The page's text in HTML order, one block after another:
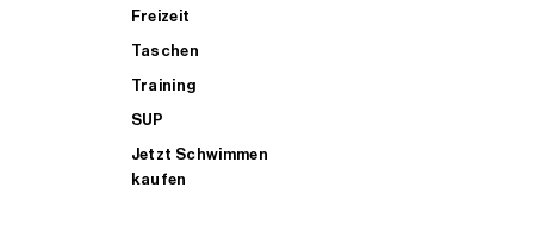
Freizeit
Taschen
Training
SUP
Jetzt Schwimmen
kaufen